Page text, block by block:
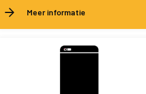
Meer informatie